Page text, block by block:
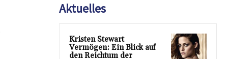
Aktuelles
Kristen Stewart
Vermögen: Ein Blick auf
den Reichtum der